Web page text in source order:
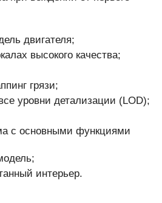
двигателя;
высокого качества;
грязи;
уровни детализации (LOD);
с основными функциями
интерьер.